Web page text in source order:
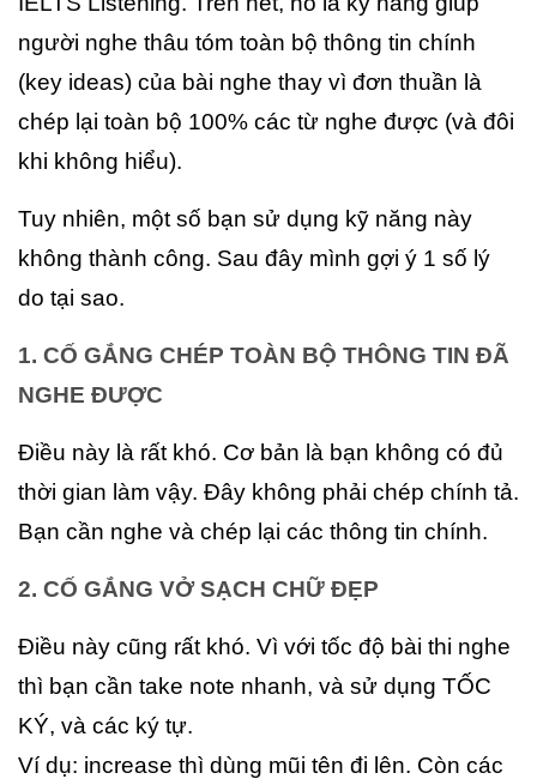
người nghe thâu tóm toàn bộ thông tin chính
(key ideas) của bài nghe thay vì đơn thuần là
chép lại toàn bộ 100% các từ nghe được (và đôi
khi không hiểu).
Tuy nhiên, một số bạn sử dụng kỹ năng này
không thành công. Sau đây mình gợi ý 1 số lý
do tại sao.
1. CỐ GẮNG CHÉP TOÀN BỘ THÔNG TIN ĐÃ
NGHE ĐƯỢC
Điều này là rất khó. Cơ bản là bạn không có đủ
thời gian làm vậy. Đây không phải chép chính tả.
Bạn cần nghe và chép lại các thông tin chính.
2. CỐ GẮNG VỞ SẠCH CHỮ ĐẸP
Điều này cũng rất khó. Vì với tốc độ bài thi nghe
thì bạn cần take note nhanh, và sử dụng TỐC
KÝ, và các ký tự.
Ví dụ: increase thì dùng mũi tên đi lên. Còn các